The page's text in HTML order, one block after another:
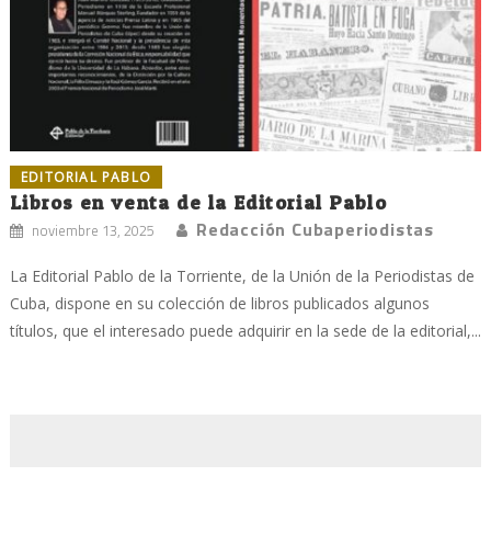
EDITORIAL PABLO
Libros en venta de la Editorial Pablo
noviembre 13, 2025 Redacción Cubaperiodistas
La Editorial Pablo de la Torriente, de la Unión de la Periodistas de
Cuba, dispone en su colección de libros publicados algunos
títulos, que el interesado puede adquirir en la sede de la editorial,...